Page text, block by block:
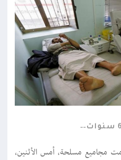
مجاميع مسلحة، أمس الأثنين،